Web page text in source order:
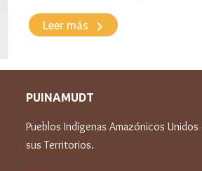
Leer más keyboard_arrow_right
PUINAMUDT
Pueblos Indígenas Amazónicos
sus Territorios.